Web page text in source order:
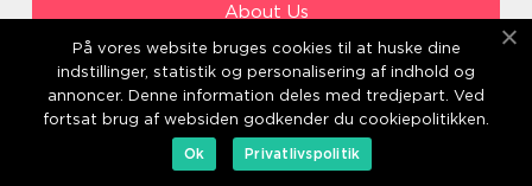
About Us
Cookies
Contact
Sitemap
På vores website bruges cookies til at huske dine
indstillinger, statistik og personalisering af indhold og
annoncer. Denne information deles med tredjepart. Ved
fortsat brug af websiden godkender du cookiepolitikken.
Ok
Privatlivspolitik